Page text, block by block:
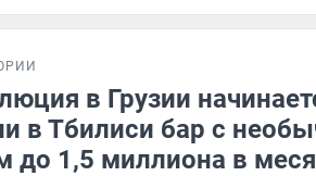
в Грузии
в Тбилиси бар с
до 1,5 миллиона в